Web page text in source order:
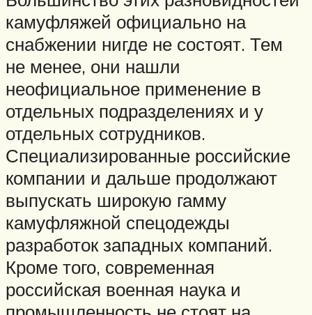
камуфляжей официально на
снабжении нигде не состоят. Тем
не менее, они нашли
неофициальное применение в
отдельных подразделениях и у
отдельных сотрудников.
Специализированные российские
компании и дальше продолжают
выпускать широкую гамму
камуфляжной спецодежды
разработок западных компаний.
Кроме того, современная
российская военная наука и